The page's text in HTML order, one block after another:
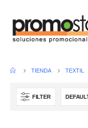
TIENDA TEXTIL
FILTER